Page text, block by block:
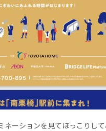
ネーションを見てほっこりし